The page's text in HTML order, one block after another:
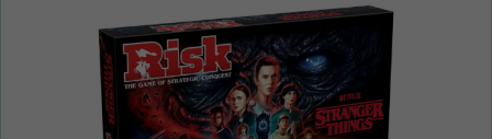
În ce limbă ați dori să vedeți site-ul nostru?
Беспокоим Вас только один раз, далее
сохраним Ваш выбор языка.
Vă vom deranja doar o singură dată, apoi vă
vom salva alegerea limbii.